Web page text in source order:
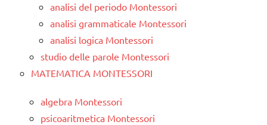
analisi del periodo Montessori
analisi grammaticale Montessori
analisi logica Montessori
studio delle parole Montessori
MATEMATICA MONTESSORI
algebra Montessori
psicoaritmetica Montessori